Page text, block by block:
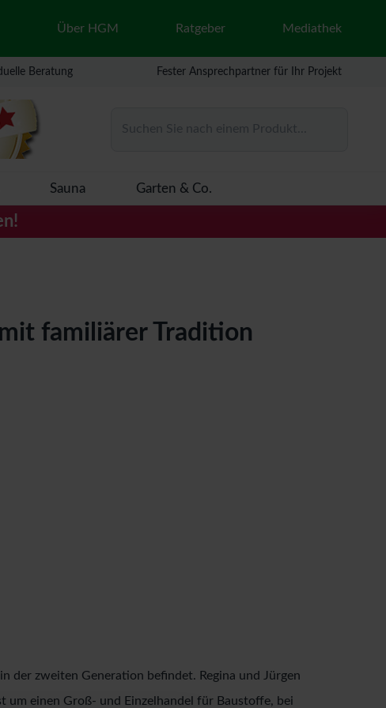
Über HGM Ratgeber Mediathek
Beratung Fester Ansprechpartner für Ihr Projekt
Suchen Sie nach einem Produkt...
Sauna Garten & Co.
familiärer Tradition
der zweiten Generation befindet. Regina und Jürgen
um einen Groß- und Einzelhandel für Baustoffe, bei